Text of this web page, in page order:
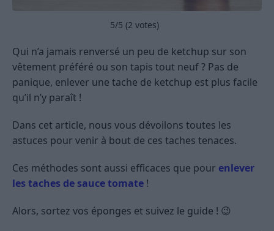
5/5 (2 votes)
Qui n’a jamais renversé un peu de ketchup sur son
vêtement préféré ou son tapis tout neuf ? Pas de
panique, enlever une tache de ketchup est plus facile
qu’il n’y paraît !
Dans cet article, nous vous dévoilons toutes les
astuces pour venir à bout de ces taches tenaces.
Ces méthodes sont aussi efficaces que pour enlever
les taches de sauce tomate !
Alors, sortez vos éponges et suivez le guide ! 😉